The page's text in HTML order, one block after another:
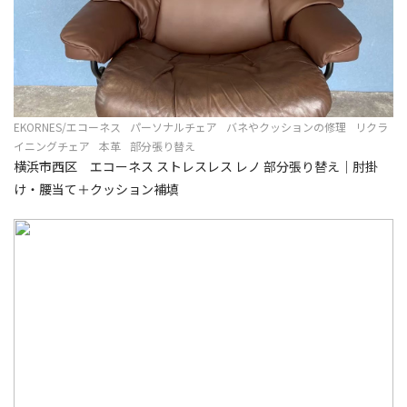
EKORNES/エコーネス パーソナルチェア バネやクッションの修理
リクラ
イニングチェア
本革 部分張り替え
横浜市西区 エコーネス ストレスレス レノ 部分張り替え｜肘掛
け・腰当て＋クッション補填